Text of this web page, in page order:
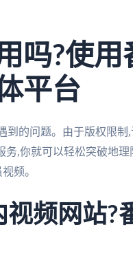
吗?使用
平台
到的问题。由于版权限制
,你就可以轻松突破地
频。
频网站?